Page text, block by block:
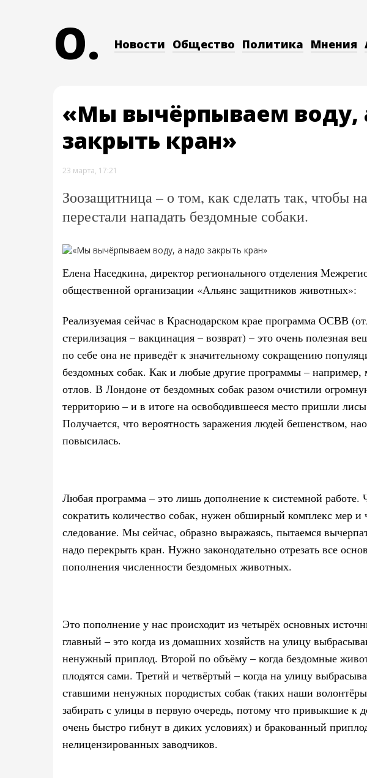
O. Новости Общество Политика Мнения
«Мы вычёрпываем воду,
закрыть кран»
23 марта, 17:21
Зоозащитница – о том, как сделать так, чтобы
перестали нападать бездомные собаки.
Елена Наседкина, директор регионального отделения
общественной организации «Альянс защитников животных»:
Реализуемая сейчас в Краснодарском крае программа ОСВВ
стерилизация – вакцинация – возврат) – это очень полезная
по себе она не приведёт к значительному сокращению
бездомных собак. Как и любые другие программы – например,
отлов. В Лондоне от бездомных собак разом очистили
территорию – и в итоге на освободившееся место пришли
Получается, что вероятность заражения людей бешенством,
повысилась.
Любая программа – это лишь дополнение к системной работе.
сократить количество собак, нужен обширный комплекс мер и
следование. Мы сейчас, образно выражаясь, пытаемся
надо перекрыть кран. Нужно законодательно отрезать все
пополнения численности бездомных животных.
Это пополнение у нас происходит из четырёх основных
главный – это когда из домашних хозяйств на улицу
ненужный приплод. Второй по объёму – когда бездомные
плодятся сами. Третий и четвёртый – когда на улицу
ставшими ненужных породистых собак (таких наши
забирать с улицы в первую очередь, потому что привыкшие к
очень быстро гибнут в диких условиях) и бракованный
нелицензированных заводчиков.